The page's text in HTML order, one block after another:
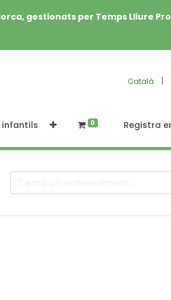
gestionats per Temps Lliure
Català |
infantils 0 Registra